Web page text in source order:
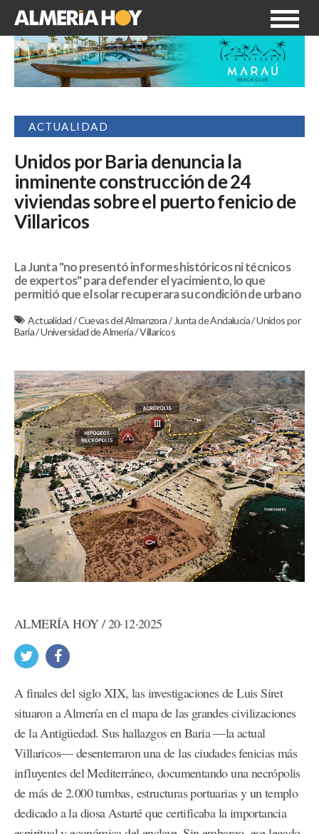
ACTUALIDAD
Unidos por Baria denuncia la
inminente construcción de 24
viviendas sobre el puerto fenicio de
Villaricos
La Junta "no presentó informes históricos ni técnicos
de expertos" para defender el yacimiento, lo que
permitió que el solar recuperara su condición de urbano
Actualidad/Cuevas del Almanzora/ Junta de Andalucía/Unidos por
Baria/Universidad de Almería/Villaricos
ALMERÍA HOY / 20·12·2025
A finales del siglo XIX, las investigaciones de Luis Siret
situaron a Almería en el mapa de las grandes civilizaciones
de la Antigüedad. Sus hallazgos en Baria —la actual
Villaricos— desenterraron una de las ciudades fenicias más
influyentes del Mediterráneo, documentando una necrópolis
de más de 2.000 tumbas, estructuras portuarias y un templo
dedicado a la diosa Astarté que certificaba la importancia